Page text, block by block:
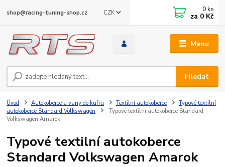
Menu
CZK
Hledat
shop@racing-tuning-shop.cz 0 ks
za 0 Kč
Úvod Autokoberce a vany do kufru Textilní autokoberce
Typové textilní
autokoberce Standard Volkswagen
Typové textilní autokoberce Standard
Volkswagen Amarok
Typové textilní autokoberce
Standard Volkswagen Amarok